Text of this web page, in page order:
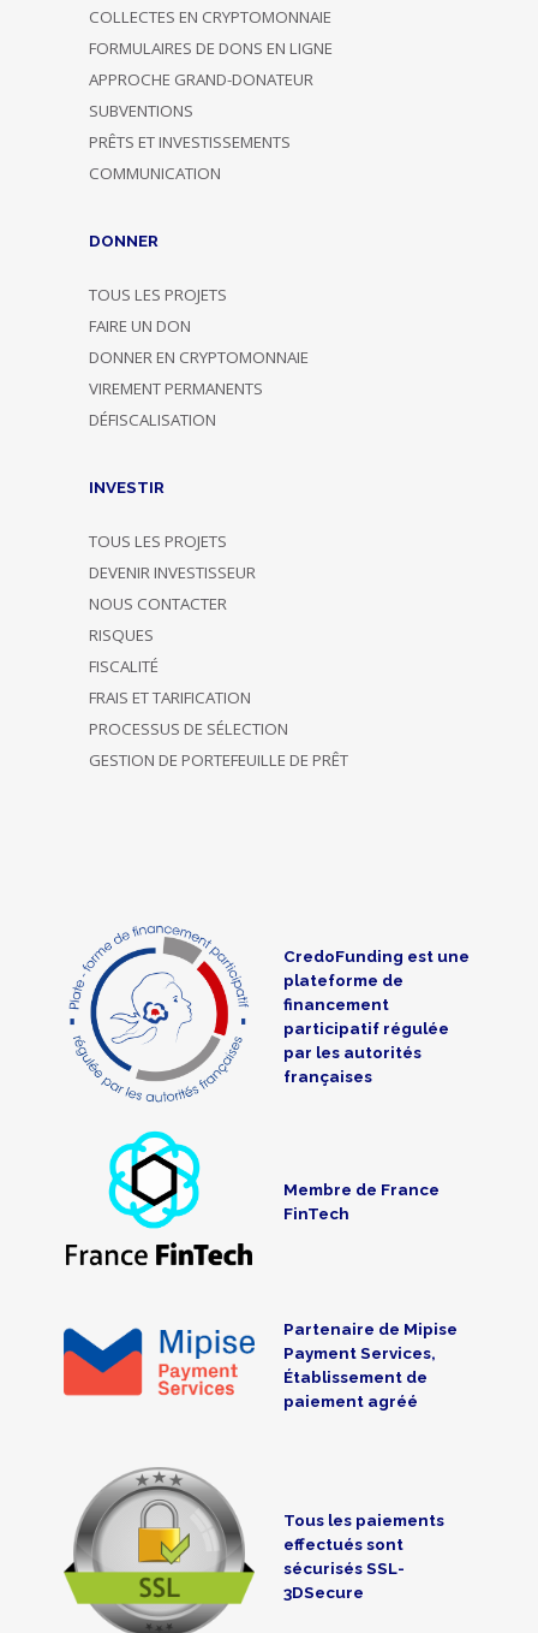
COLLECTES EN CRYPTOMONNAIE
FORMULAIRES DE DONS EN LIGNE
APPROCHE GRAND-DONATEUR
SUBVENTIONS
PRÊTS ET INVESTISSEMENTS
COMMUNICATION
DONNER
TOUS LES PROJETS
FAIRE UN DON
DONNER EN CRYPTOMONNAIE
VIREMENT PERMANENTS
DÉFISCALISATION
INVESTIR
TOUS LES PROJETS
DEVENIR INVESTISSEUR
NOUS CONTACTER
RISQUES
FISCALITÉ
FRAIS ET TARIFICATION
PROCESSUS DE SÉLECTION
GESTION DE PORTEFEUILLE DE PRÊT
CredoFunding est une
plateforme de
financement
participatif régulée
par les autorités
françaises
Membre de France
FinTech
Partenaire de Mipise
Payment Services,
Établissement de
paiement agréé
Tous les paiements
effectués sont
sécurisés SSL-
3DSecure